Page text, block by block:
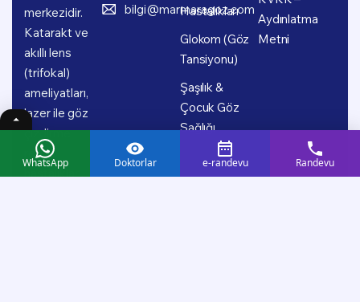
merkezidir.
Katarakt ve
akıllı lens
(trifokal)
ameliyatları,
lazer ile göz
çizdirme,
retina
hastalıkları,
bilgi@marmaragoz.com
Hastalıkları
Glokom (Göz
Tansiyonu)
Şaşılık &
Çocuk Göz
Sağlığı
Aydınlatma
Metni
WhatsApp Doktorlar e-randevu Randevu